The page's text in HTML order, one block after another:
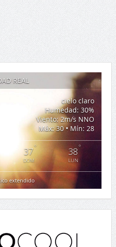
REAL
cielo claro
Humedad: 30%
Viento: 2m/s NNO
Máx: 30 • Mín: 28
37°
DOM
38 °
LUN
extendido